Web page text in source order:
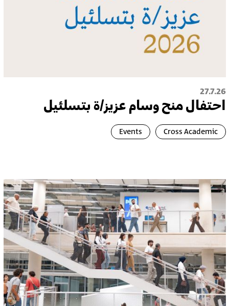
27.7.26
احتفال منح وسام عزيز/ة بتسلئيل
Cross Academic
Events